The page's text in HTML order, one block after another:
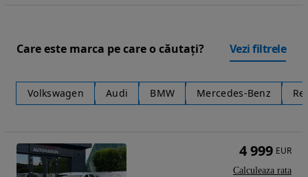
Care este marca pe care o căutați? Vezi filtrele
Volkswagen Audi BMW Mercedes-Benz
4 999 EUR
Calculeaza rata